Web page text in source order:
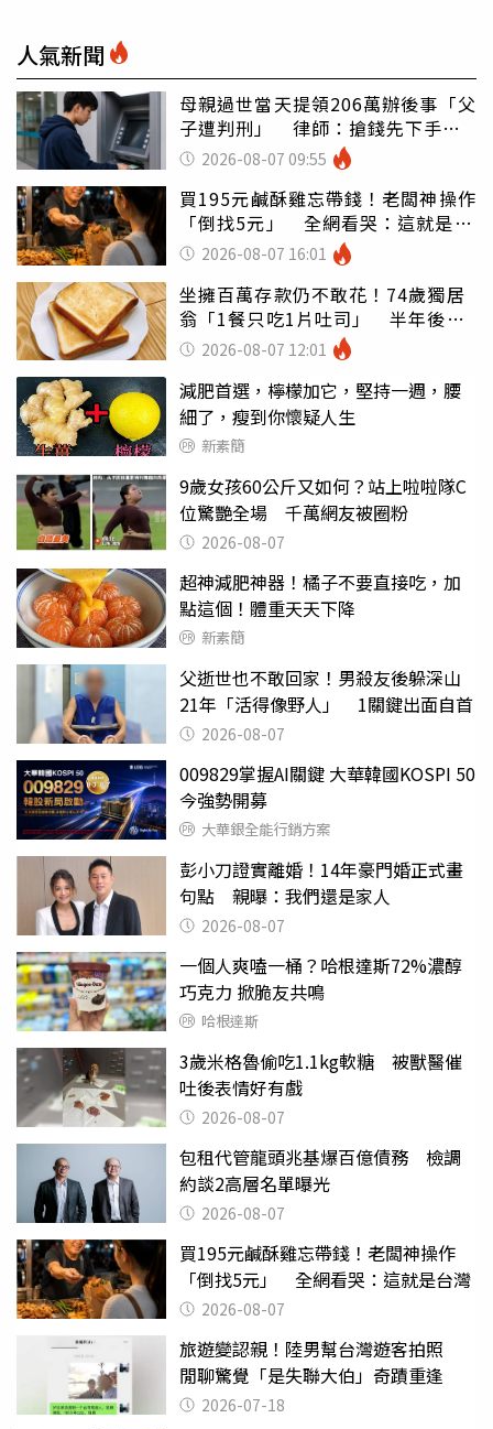
人氣新聞
母親過世當天提領206萬辦後事「父
子遭判刑」 律師：搶錢先下手是
罪 2026-08-07 09:55
買195元鹹酥雞忘帶錢！老闆神操作
「倒找5元」 全網看哭：這就是台
灣 2026-08-07 16:01
坐擁百萬存款仍不敢花！74歲獨居
翁「1餐只吃1片吐司」 半年後暴
瘦嚇壞女兒
2026-08-07 12:01
減肥首選，檸檬加它，堅持一週，腰
細了，瘦到你懷疑人生
新素簡
9歲女孩60公斤又如何？站上啦啦隊C
位驚艷全場 千萬網友被圈粉
2026-08-07
超神減肥神器！橘子不要直接吃，加
點這個！體重天天下降
新素簡
父逝世也不敢回家！男殺友後躲深山
21年「活得像野人」 1關鍵出面自首
2026-08-07
009829掌握AI關鍵 大華韓國KOSPI 50
今強勢開募
大華銀全能行銷方案
彭小刀證實離婚！14年豪門婚正式畫
句點 親曝：我們還是家人
2026-08-07
一個人爽嗑一桶？哈根達斯72%濃醇
巧克力 掀脆友共鳴
哈根達斯
3歲米格魯偷吃1.1kg軟糖 被獸醫催
吐後表情好有戲
2026-08-07
包租代管龍頭兆基爆百億債務 檢調
約談2高層名單曝光
2026-08-07
買195元鹹酥雞忘帶錢！老闆神操作
「倒找5元」 全網看哭：這就是台灣
2026-08-07
旅遊變認親！陸男幫台灣遊客拍照
閒聊驚覺「是失聯大伯」奇蹟重逢
2026-07-18